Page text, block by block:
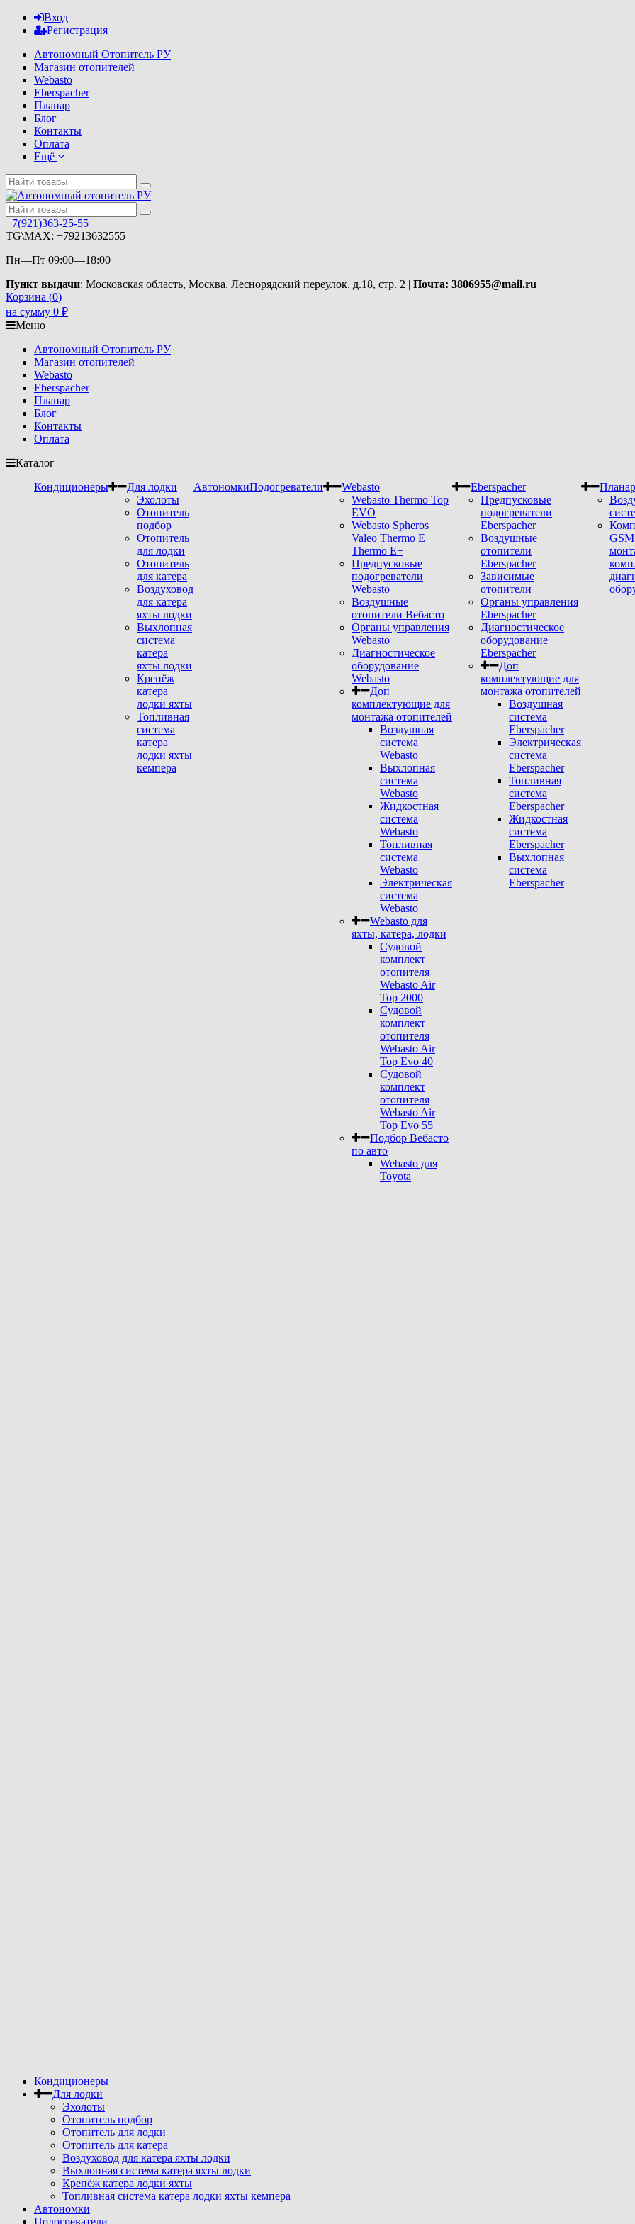
Вход
Регистрация
Автономный Отопитель РУ
Магазин отопителей
Webasto
Eberspacher
Планар
Блог
Контакты
Оплата
Ещё
+7(921)363-25-55
TG\MAX: +79213632555
Пн—Пт 09:00—18:00
Пункт выдачи: Московская область, Москва, Леснорядский переулок, д.18, стр. 2 | Почта: 3806955@mail.ru
Корзина (0)
на сумму 0 ₽
Меню
Автономный Отопитель РУ
Магазин отопителей
Webasto
Eberspacher
Планар
Блог
Контакты
Оплата
Каталог
Кондиционеры
Для лодки
Эхолоты
Отопитель
подбор
Отопитель
для лодки
Отопитель
для катера
Воздуховод
для катера
яхты лодки
Выхлопная
система
катера
яхты лодки
Крепёж
катера
лодки яхты
Топливная
система
катера
лодки яхты
кемпера
АвтономкиПодогреватели
Webasto
Webasto Thermo Top
EVO
Webasto Spheros
Valeo Thermo E
Thermo E+
Предпусковые
подогреватели
Webasto
Воздушные
отопители Вебасто
Органы управления
Webasto
Диагностическое
оборудование
Webasto
Доп
комплектующие для
монтажа отопителей
Воздушная
система
Webasto
Выхлопная
система
Webasto
Жидкостная
система
Webasto
Топливная
система
Webasto
Электрическая
система
Webasto
Webasto для
яхты, катера, лодки
Судовой
комплект
отопителя
Webasto Air
Top 2000
Судовой
комплект
отопителя
Webasto Air
Top Evo 40
Судовой
комплект
отопителя
Webasto Air
Top Evo 55
Подбор Вебасто
по авто
Webasto для
Toyota
Eberspacher
Предпусковые
подогреватели
Eberspacher
Воздушные
отопители
Eberspacher
Зависимые
отопители
Органы управления
Eberspacher
Диагностическое
оборудование
Eberspacher
Доп
комплектующие для
монтажа отопителей
Воздушная
система
Eberspacher
Электрическая
система
Eberspacher
Топливная
система
Eberspacher
Жидкостная
система
Eberspacher
Выхлопная
система
Eberspacher
Планар
Кондиционеры
Для лодки
Эхолоты
Отопитель подбор
Отопитель для лодки
Отопитель для катера
Воздуховод для катера яхты лодки
Выхлопная система катера яхты лодки
Крепёж катера лодки яхты
Топливная система катера лодки яхты кемпера
Автономки
Подогреватели